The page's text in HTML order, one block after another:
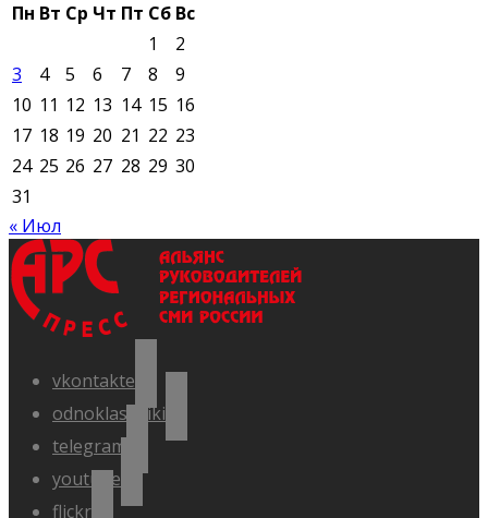
Пн Вт Ср Чт Пт Сб Вс
1
2
3
4 5 6 7 8
9
10 11 12 13 14 15 16
17 18 19 20 21 22 23
24 25 26 27 28 29 30
31
« Июл
vkontakte
odnoklassniki
telegram
youtube
flickr